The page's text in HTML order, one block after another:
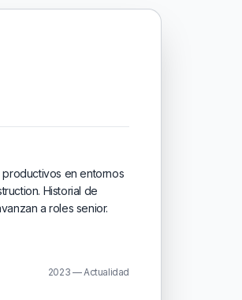
en entornos
Historial de
a roles senior.
2023 — Actualidad